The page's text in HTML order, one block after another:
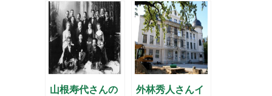
講と新連載のお
知らせ
ルト・フォン・
シャミッソー –
山根寿代さんの
外林秀人さんイ